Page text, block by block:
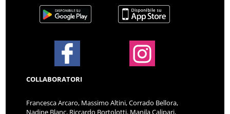
COLLABORATORI
Francesca Arcaro, Massimo Altini, Corrado Bellora,
Nadine Blanc, Riccardo Bortolotti, Manila Calipari,